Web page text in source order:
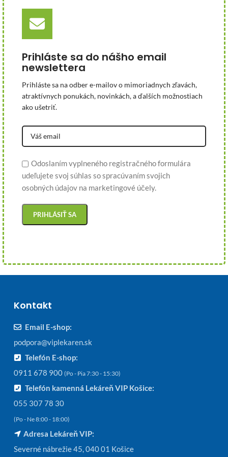
Prihláste sa do nášho email
newslettera
Prihláste sa na odber e-mailov o mimoriadnych zľavách,
atraktívnych ponukách, novinkách, a ďalších možnostiach
ako ušetriť.
Odoslaním vyplneného registračného formulára
udeľujete svoj súhlas so spracúvaním svojich
osobných údajov na marketingové účely.
Kontakt
Email E-shop:
podpora@viplekaren.sk
Telefón E-shop:
0911 678 900 (Po - Pia 7:30 - 15:30)
Telefón kamenná Lekáreň VIP Košice:
055 307 78 30
(Po - Ne 8:00 - 18:00)
Adresa Lekáreň VIP:
Severné nábrežie 45, 040 01 Košice